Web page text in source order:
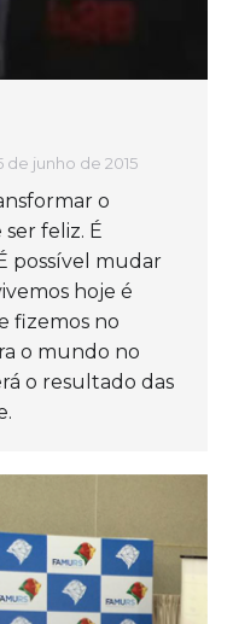
de junho de 2015
o
feliz. É
possível mudar
hoje é
fizemos no
o mundo no
o resultado das